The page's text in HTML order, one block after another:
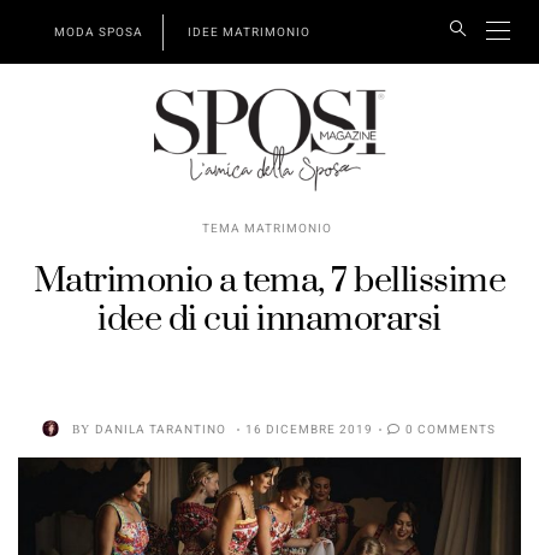
MODA SPOSA IDEE MATRIMONIO
TEMA MATRIMONIO
Matrimonio a tema, 7 bellissime
idee di cui innamorarsi
BY DANILA TARANTINO 16 DICEMBRE 2019 0 COMMENTS